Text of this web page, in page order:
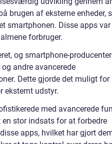
brugen af eksterne enheder,
smartphonen. Disse apps
forbruger.
og smartphone-producenter
andre avancerede
Dette gjorde det muligt for
eksternt udstyr.
med avancerede
stor indsats for at forbedre
apps, hvilket har gjort